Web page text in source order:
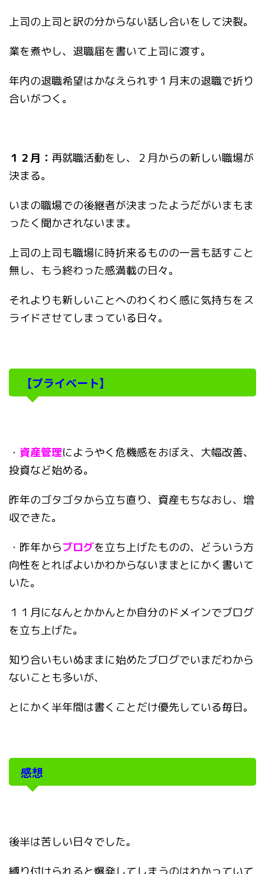
上司の上司と訳の分からない話し合いをして決裂。
業を煮やし、退職届を書いて上司に渡す。
年内の退職希望はかなえられず１月末の退職で折り
合いがつく。
１２月： 再就職活動をし、２月からの新しい職場が
決まる。
いまの職場での後継者が決まったようだがいまもま
ったく聞かされないまま。
上司の上司も職場に時折来るものの一言も話すこと
無し、もう終わった感満載の日々。
それよりも新しいことへのわくわく感に気持ちをス
ライドさせてしまっている日々。
【プライベート】
・ 資産管理にようやく危機感をおぼえ、大幅改善、
投資など始める。
昨年のゴタゴタから立ち直り、資産もちなおし、増
収できた。
・昨年からブログを立ち上げたものの、どういう方
向性をとればよいかわからないままとにかく書いて
いた。
１１月になんとかかんとか自分のドメインでブログ
を立ち上げた。
知り合いもいぬままに始めたブログでいまだわから
ないことも多いが、
とにかく半年間は書くことだけ優先している毎日。
感想
後半は苦しい日々でした。